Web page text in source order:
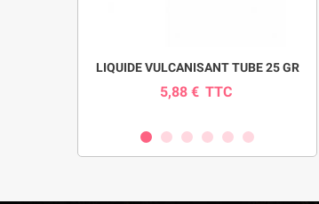
LIQUIDE VULCANISANT TUBE 25 GR
5,88 € TTC